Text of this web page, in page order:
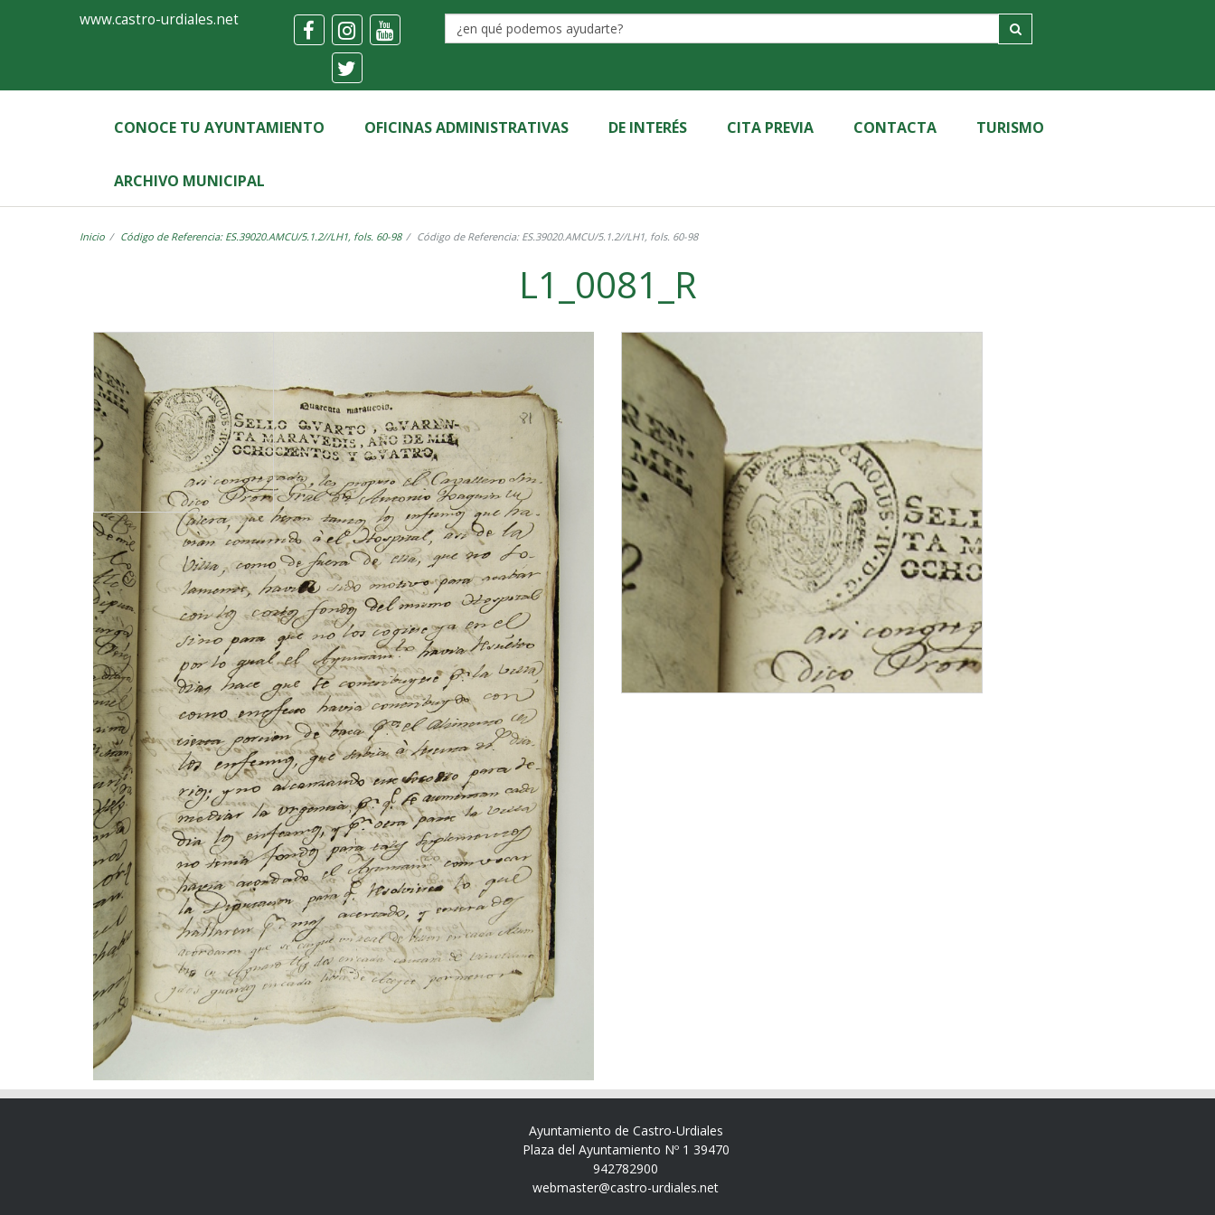
Ayuntamiento
Castro-
Urdiales
www.castro-urdiales.net
CONOCE TU AYUNTAMIENTO OFICINAS ADMINISTRATIVAS DE INTERÉS CITA PREVIA CONTACTA TURISMO
ARCHIVO MUNICIPAL
Inicio Código de Referencia: ES.39020.AMCU/5.1.2//LH1, fols. 60-98 Código de Referencia: ES.39020.AMCU/5.1.2//LH1, fols. 60-98
L1_0081_R
Ayuntamiento de Castro-Urdiales
Plaza del Ayuntamiento Nº 1 39470
942782900
webmaster@castro-urdiales.net